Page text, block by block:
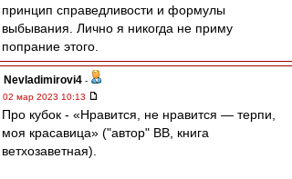
принцип справедливости и формулы
выбывания. Лично я никогда не приму
попрание этого.
Nevladimirovi4 -
02 мар 2023 10:13
Про кубок - «Нравится, не нравится — терпи,
моя красавица» ("автор" ВВ, книга
ветхозаветная).